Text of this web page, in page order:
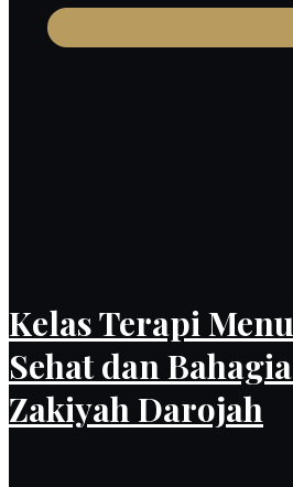
Kelas Terapi
Sehat dan
Zakiyah Darojah